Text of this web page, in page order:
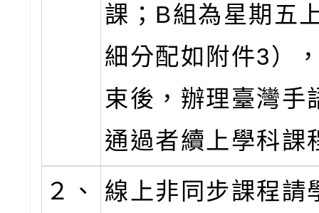
課；B組為星期五
細分配如附件3）
束後，辦理臺灣手
通過者續上學科課
２、
線上非同步課程請